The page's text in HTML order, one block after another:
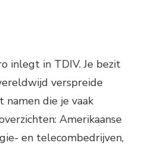
inlegt in TDIV. Je bezit
verspreide
namen die je vaak
Amerikaanse
en telecombedrijven,